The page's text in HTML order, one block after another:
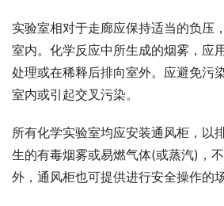
实验室相对于走廊应保持适当的负压
室内。化学反应中所生成的烟雾，应
处理或在稀释后排向室外。应避免污
室内或引起交叉污染。
所有化学实验室均应安装通风柜，以
生的有毒烟雾或易燃气体(或蒸汽)，
外，通风柜也可提供进行安全操作的场